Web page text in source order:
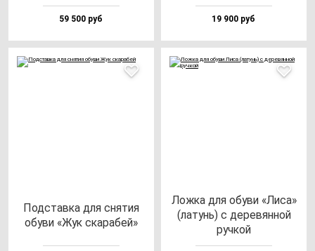
59 500 руб 19 900 руб
Под­став­ка для сня­тия
обу­ви «Жук ска­ра­бей»
Лож­ка для обу­ви «Лиса»
(ла­тунь) с де­ре­вян­ной
руч­кой